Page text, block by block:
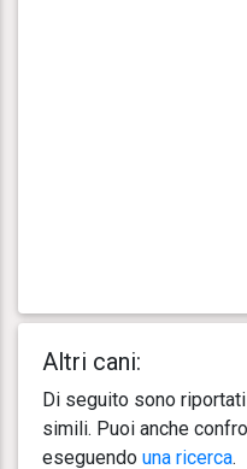
Altri cani:
Di seguito sono
simili. Puoi anche
eseguendo una ricerca.